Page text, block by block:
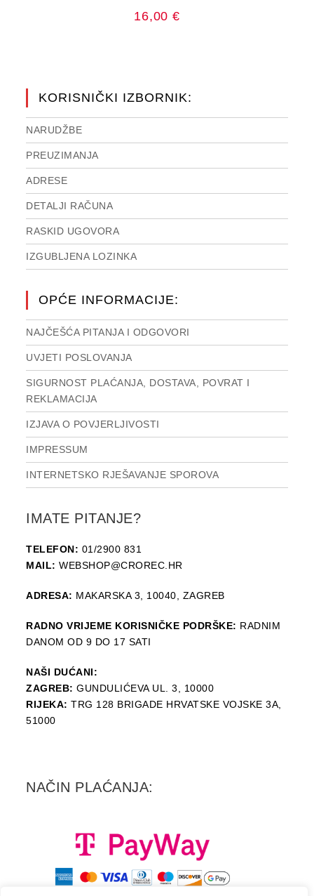
16,00 €
KORISNIČKI IZBORNIK:
NARUDŽBE
PREUZIMANJA
ADRESE
DETALJI RAČUNA
RASKID UGOVORA
IZGUBLJENA LOZINKA
OPĆE INFORMACIJE:
NAJČEŠĆA PITANJA I ODGOVORI
UVJETI POSLOVANJA
SIGURNOST PLAĆANJA, DOSTAVA, POVRAT I
REKLAMACIJA
IZJAVA O POVJERLJIVOSTI
IMPRESSUM
INTERNETSKO RJEŠAVANJE SPOROVA
IMATE PITANJE?
TELEFON: 01/2900 831
MAIL: WEBSHOP@CROREC.HR
ADRESA: MAKARSKA 3, 10040, ZAGREB
RADNO VRIJEME KORISNIČKE PODRŠKE: RADNIM
DANOM OD 9 DO 17 SATI
NAŠI DUĆANI:
ZAGREB: GUNDULIĆEVA UL. 3, 10000
RIJEKA: TRG 128 BRIGADE HRVATSKE VOJSKE 3A,
51000
NAČIN PLAĆANJA: